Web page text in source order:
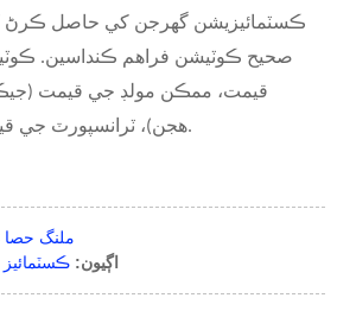
ڪسٽمائيزيشن گهرجن کي حاصل ڪرڻ
صحيح ڪوٽيشن فراهم ڪنداسين.
قيمت، ممڪن مولڊ جي قيمت
هجن)، ٽرانسپورٽ جي قيمت، وغيره شامل آهن.
ايلومينيم مصر CNC ملنگ حصا
اڳيون: